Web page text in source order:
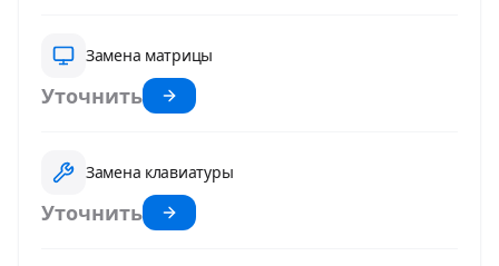
Замена матрицы
Уточнить
Замена клавиатуры
Уточнить